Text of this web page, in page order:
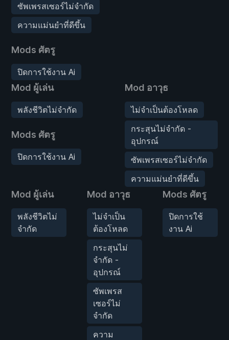
ซัพเพรสเซอร์ไม่จำกัด
ความแม่นยำที่ดีขึ้น
Mods ศัตรู
ปิดการใช้งาน Ai
Mod ผู้เล่น
พลังชีวิตไม่จำกัด
Mods ศัตรู
ปิดการใช้งาน Ai
Mod อาวุธ
ไม่จำเป็นต้องโหลด
กระสุนไม่จำกัด -
อุปกรณ์
ซัพเพรสเซอร์ไม่จำกัด
ความแม่นยำที่ดีขึ้น
Mod ผู้เล่น
พลังชีวิตไม่
จำกัด
Mod อาวุธ
ไม่จำเป็น
ต้องโหลด
กระสุนไม่
จำกัด -
อุปกรณ์
ซัพเพรส
เซอร์ไม่
จำกัด
ความ
Mods ศัตรู
ปิดการใช้
งาน Ai